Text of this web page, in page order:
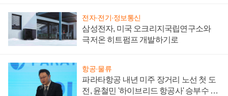
전자·전기·정보통신
삼성전자, 미국 오크리지국립연구소와
극저온 히트펌프 개발하기로
항공·물류
파라타항공 내년 미주 장거리 노선 첫 도
전, 윤철민 '하이브리드 항공사' 승부수 통